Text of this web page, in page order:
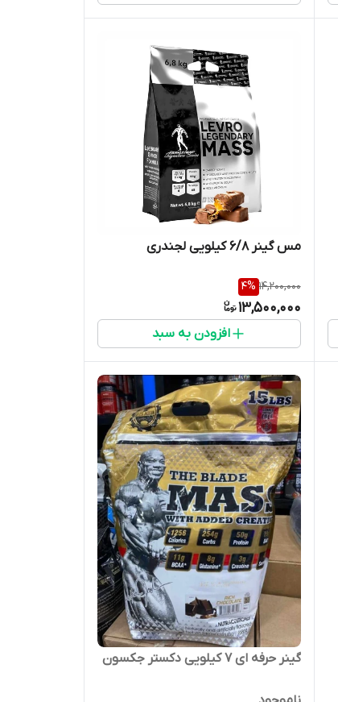
مس گینر ۶/۸ کیلویی لجندری
14,200,000
4%
13,500,000
افزودن به سبد
گینر حرفه ای ۷ کیلویی دکستر جکسون